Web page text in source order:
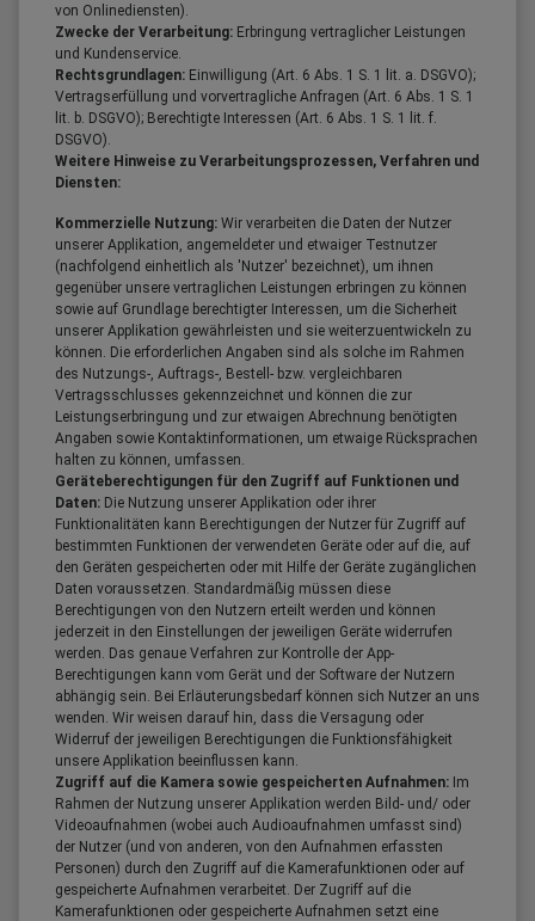
von Onlinediensten).
Zwecke der Verarbeitung: Erbringung vertraglicher Leistungen
und Kundenservice.
Rechtsgrundlagen: Einwilligung (Art. 6 Abs. 1 S. 1 lit. a. DSGVO);
Vertragserfüllung und vorvertragliche Anfragen (Art. 6 Abs. 1 S. 1
lit. b. DSGVO); Berechtigte Interessen (Art. 6 Abs. 1 S. 1 lit. f.
DSGVO).
Weitere Hinweise zu Verarbeitungsprozessen, Verfahren und
Diensten:
Kommerzielle Nutzung: Wir verarbeiten die Daten der Nutzer
unserer Applikation, angemeldeter und etwaiger Testnutzer
(nachfolgend einheitlich als 'Nutzer' bezeichnet), um ihnen
gegenüber unsere vertraglichen Leistungen erbringen zu können
sowie auf Grundlage berechtigter Interessen, um die Sicherheit
unserer Applikation gewährleisten und sie weiterzuentwickeln zu
können. Die erforderlichen Angaben sind als solche im Rahmen
des Nutzungs-, Auftrags-, Bestell- bzw. vergleichbaren
Vertragsschlusses gekennzeichnet und können die zur
Leistungserbringung und zur etwaigen Abrechnung benötigten
Angaben sowie Kontaktinformationen, um etwaige Rücksprachen
halten zu können, umfassen.
Geräteberechtigungen für den Zugriff auf Funktionen und
Daten: Die Nutzung unserer Applikation oder ihrer
Funktionalitäten kann Berechtigungen der Nutzer für Zugriff auf
bestimmten Funktionen der verwendeten Geräte oder auf die, auf
den Geräten gespeicherten oder mit Hilfe der Geräte zugänglichen
Daten voraussetzen. Standardmäßig müssen diese
Berechtigungen von den Nutzern erteilt werden und können
jederzeit in den Einstellungen der jeweiligen Geräte widerrufen
werden. Das genaue Verfahren zur Kontrolle der App-
Berechtigungen kann vom Gerät und der Software der Nutzern
abhängig sein. Bei Erläuterungsbedarf können sich Nutzer an uns
wenden. Wir weisen darauf hin, dass die Versagung oder
Widerruf der jeweiligen Berechtigungen die Funktionsfähigkeit
unsere Applikation beeinflussen kann.
Zugriff auf die Kamera sowie gespeicherten Aufnahmen: Im
Rahmen der Nutzung unserer Applikation werden Bild- und/ oder
Videoaufnahmen (wobei auch Audioaufnahmen umfasst sind)
der Nutzer (und von anderen, von den Aufnahmen erfassten
Personen) durch den Zugriff auf die Kamerafunktionen oder auf
gespeicherte Aufnahmen verarbeitet. Der Zugriff auf die
Kamerafunktionen oder gespeicherte Aufnahmen setzt eine